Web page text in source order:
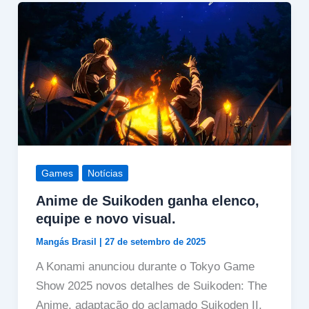
Games Notícias
Anime de Suikoden ganha elenco,
equipe e novo visual.
Mangás Brasil 27 de setembro de 2025
A Konami anunciou durante o Tokyo Game
Show 2025 novos detalhes de Suikoden: The
Anime, adaptação do aclamado Suikoden II,